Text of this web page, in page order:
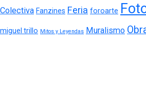
Colectiva Fanzines Feria foroarte
miguel trillo Mitos y Leyendas Muralismo